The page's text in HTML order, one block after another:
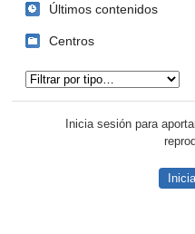
Últimos contenidos
Centros
Inicia sesión para